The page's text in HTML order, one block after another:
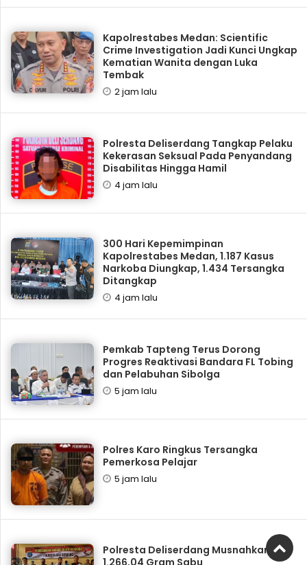
Kapolrestabes Medan: Scientific
Crime Investigation Jadi Kunci Ungkap
Kematian Wanita dengan Luka
Tembak
2 jam lalu
Polresta Deliserdang Tangkap Pelaku
Kekerasan Seksual Pada Penyandang
Disabilitas Hingga Hamil
4 jam lalu
300 Hari Kepemimpinan
Kapolrestabes Medan, 1.187 Kasus
Narkoba Diungkap, 1.434 Tersangka
Ditangkap
4 jam lalu
Pemkab Tapteng Terus Dorong
Progres Reaktivasi Bandara FL Tobing
dan Pelabuhan Sibolga
5 jam lalu
Polres Karo Ringkus Tersangka
Pemerkosa Pelajar
5 jam lalu
Polresta Deliserdang Musnahkan
1.266,04 Gram Sabu